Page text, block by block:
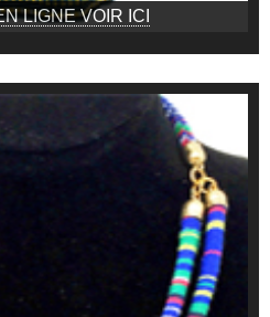
LIGNE VOIR ICI